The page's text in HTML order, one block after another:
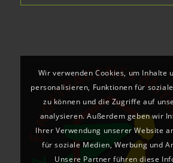
Wir verwenden Cookies, um Inhalte
personalisieren, Funktionen für
zu können und die Zugriffe auf
analysieren. Außerdem geben wir
Ihrer Verwendung unserer Website
für soziale Medien, Werbung und
Unsere Partner führen diese